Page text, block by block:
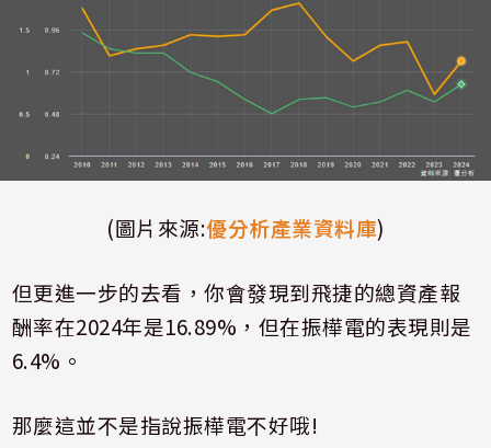
(圖片來源:優分析產業資料庫)
但更進一步的去看，你會發現到飛捷的總資產報
酬率在2024年是16.89%，但在振樺電的表現則是
6.4%。
那麼這並不是指說振樺電不好哦!